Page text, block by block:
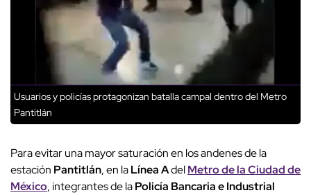
Usuarios y policías protagonizan batalla campal dentro del Metro
Pantitlán
Para evitar una mayor saturación en los andenes de la
estación Pantitlán, en laLínea AdelMetro de la Ciudad de
México, integrantes de laPolicía Bancaria e Industrial